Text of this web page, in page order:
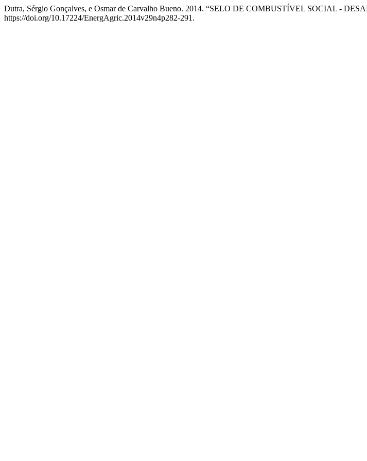
Dutra, Sérgio Gonçalves, e Osmar de Carvalho Bueno. 2014. “SELO DE COMBUSTÍVEL SOCIAL -
https://doi.org/10.17224/EnergAgric.2014v29n4p282-291.